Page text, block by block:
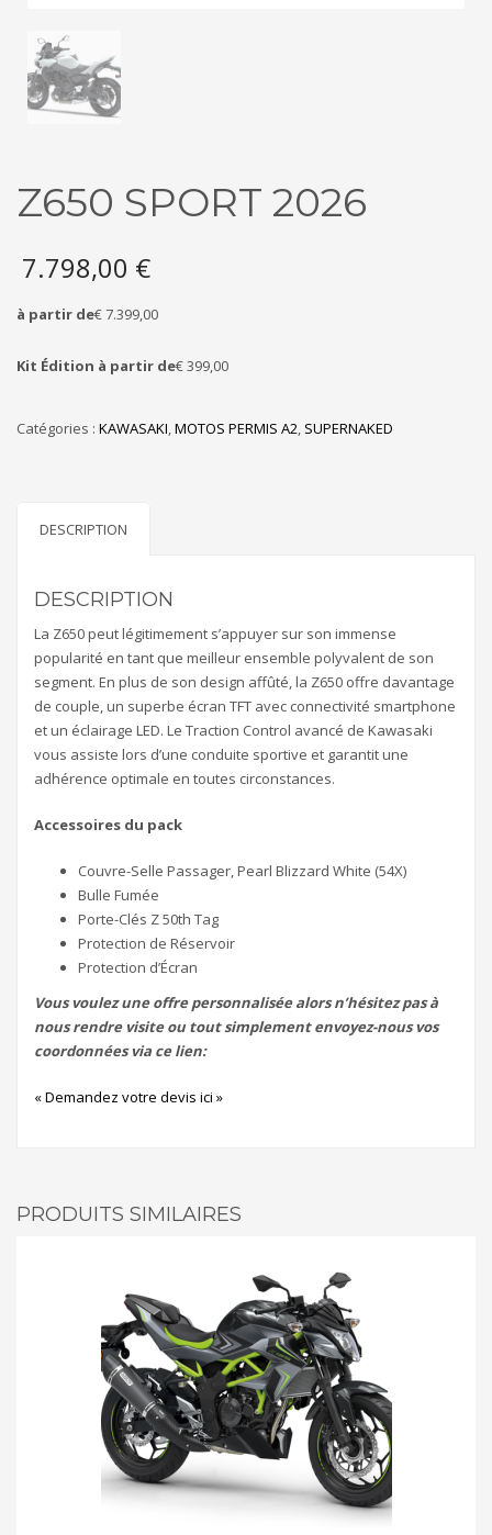
Z650 SPORT 2026
7.798,00 €
à partir de€ 7.399,00
Kit Édition à partir de€ 399,00
Catégories : KAWASAKI,MOTOS PERMIS A2, SUPERNAKED
DESCRIPTION
DESCRIPTION
La Z650 peut légitimement s’appuyer sur son immense
popularité en tant que meilleur ensemble polyvalent de son
segment. En plus de son design affûté, la Z650 offre davantage
de couple, un superbe écran TFT avec connectivité smartphone
et un éclairage LED. Le Traction Control avancé de Kawasaki
vous assiste lors d’une conduite sportive et garantit une
adhérence optimale en toutes circonstances.
Accessoires du pack
Couvre-Selle Passager, Pearl Blizzard White (54X)
Bulle Fumée
Porte-Clés Z 50th Tag
Protection de Réservoir
Protection d’Écran
Vous voulez une offre personnalisée alors n’hésitez pas à
nous rendre visite ou tout simplement envoyez-nous vos
coordonnées via ce lien:
« Demandez votre devis ici »
PRODUITS SIMILAIRES